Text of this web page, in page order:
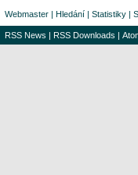
Webmaster | Hledání | Statistiky |
RSS News | RSS Downloads |